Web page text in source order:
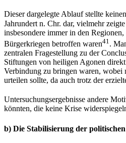
Dieser dargelegte Ablauf stellte
Jahrundert n. Chr. dar, vielmehr
insbesondere immer in den
Bürgerkriegen betroffen waren41 .
zentralen Fragestellung zu der
Stiftungen von heiligen Agonen
Verbindung zu bringen waren, wobei
urteilen sollte, da auch trotz der
Untersuchungsergebnisse andere
könnten, die keine Krise
b) Die Stabilisierung der